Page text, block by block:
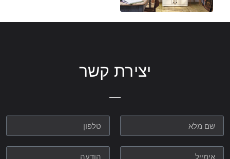
יצירת קשר